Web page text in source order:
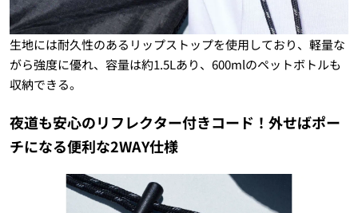
生地には耐久性のあるリップストップを使用しており、軽量な
がら強度に優れ、容量は約1.5Lあり、600mlのペットボトルも
収納できる。
夜道も安心のリフレクター付きコード！外せばポー
チになる便利な2WAY仕様